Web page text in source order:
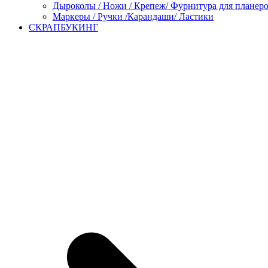
Дыроколы / Ножи / Крепеж/ Фурнитура для
Маркеры / Ручки /Карандаши/ Ластики
СКРАПБУКИНГ